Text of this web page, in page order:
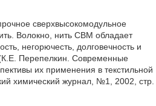
сверхвысокомодульное
Волокно, нить СВМ обладает
негорючесть, долговечность и
Перепелкин. Современные
их применения в текстильной
химический журнал, №1, 2002, стр.